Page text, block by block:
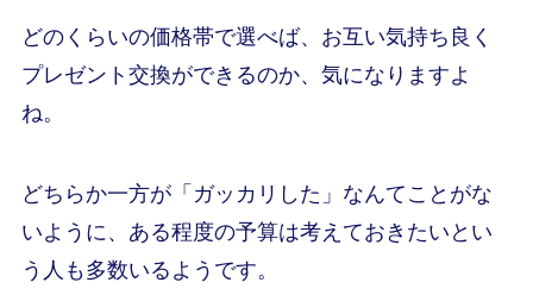
どのくらいの価格帯で選べば、お互い気持ち良く
プレゼント交換ができるのか、気になりますよ
ね。
どちらか一方が「ガッカリした」なんてことがな
いように、ある程度の予算は考えておきたいとい
う人も多数いるようです。